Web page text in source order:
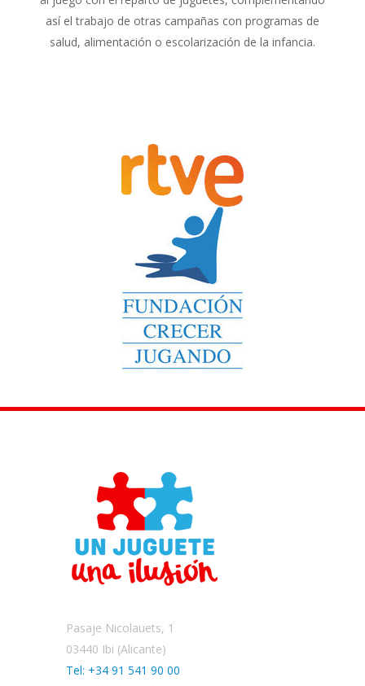
así el trabajo de otras campañas con programas de
salud, alimentación o escolarización de la infancia.
Pasaje Nicolauets, 1
03440 Ibi (Alicante)
Tel: +34 91 541 90 00